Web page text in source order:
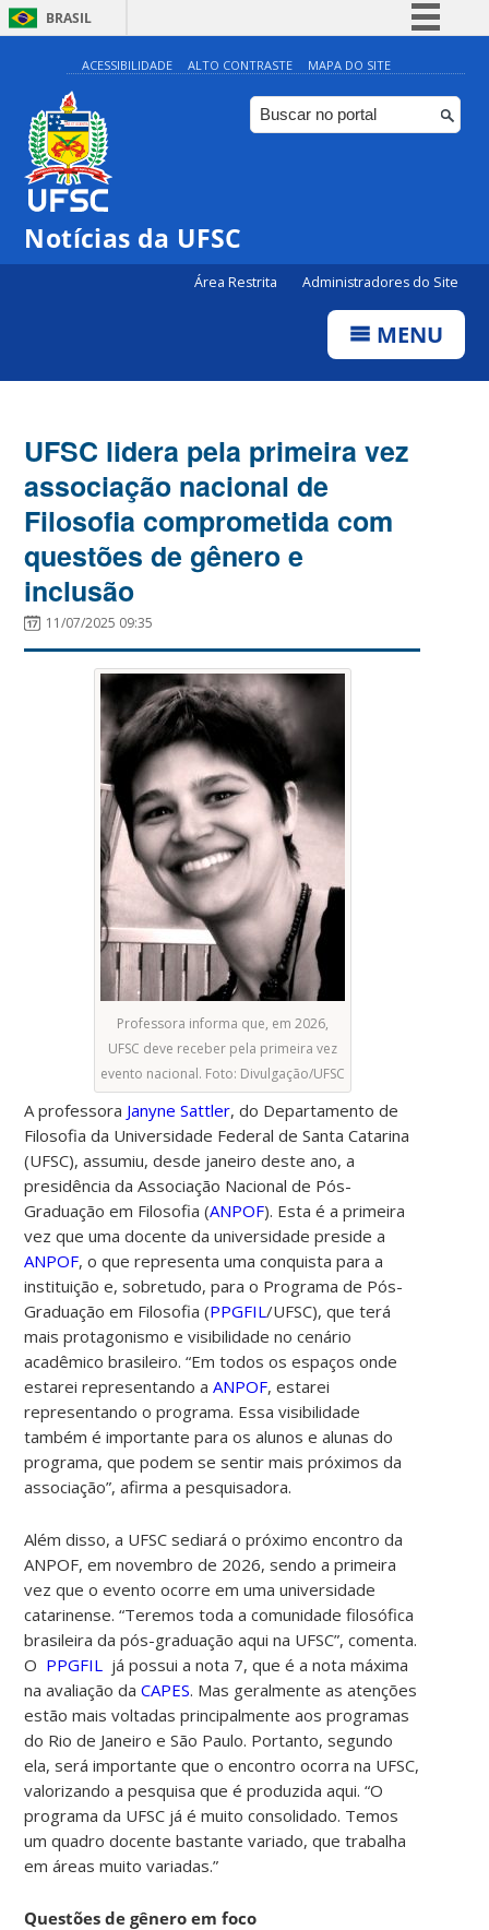
BRASIL
Simplifique!
Comunica BR
Participe
ACESSIBILIDADE ALTO CONTRASTE MAPA DO SITE
Notícias da UFSC
Área Restrita Administradores do Site
MENU
UFSC lidera pela primeira vez
associação nacional de
Filosofia comprometida com
questões de gênero e
inclusão
11/07/2025 09:35
Professora informa que, em 2026,
UFSC deve receber pela primeira vez
evento nacional. Foto: Divulgação/UFSC
A professora Janyne Sattler, do Departamento de
Filosofia da Universidade Federal de Santa Catarina
(UFSC), assumiu, desde janeiro deste ano, a
presidência da Associação Nacional de Pós-
Graduação em Filosofia (ANPOF). Esta é a primeira
vez que uma docente da universidade preside a
ANPOF, o que representa uma conquista para a
instituição e, sobretudo, para o Programa de Pós-
Graduação em Filosofia (PPGFIL/UFSC), que terá
mais protagonismo e visibilidade no cenário
acadêmico brasileiro. “Em todos os espaços onde
estarei representando aANPOF, estarei
representando o programa. Essa visibilidade
também é importante para os alunos e alunas do
programa, que podem se sentir mais próximos da
associação”, afirma a pesquisadora.
Além disso, a UFSC sediará o próximo encontro da
ANPOF, em novembro de 2026, sendo a primeira
vez que o evento ocorre em uma universidade
catarinense. “Teremos toda a comunidade filosófica
brasileira da pós-graduação aqui na UFSC”, comenta.
O PPGFIL já possui a nota 7, que é a nota máxima
na avaliação daCAPES. Mas geralmente as atenções
estão mais voltadas principalmente aos programas
do Rio de Janeiro e São Paulo. Portanto, segundo
ela, será importante que o encontro ocorra na UFSC,
valorizando a pesquisa que é produzida aqui. “O
programa da UFSC já é muito consolidado. Temos
um quadro docente bastante variado, que trabalha
em áreas muito variadas.”
Questões de gênero em foco